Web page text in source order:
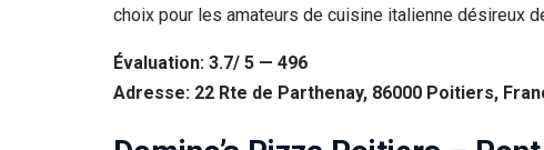
choix pour les amateurs de cuisine italienne désireux
Évaluation: 3.7/ 5 — 496
Adresse: 22 Rte de Parthenay, 86000 Poitiers,